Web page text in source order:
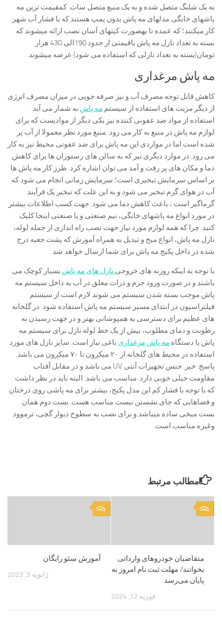
به یک شلنگ متصل شده و به یک منبع متصل سات. کمقیمت ترین مه
پاشهای خانگی مدلهای مه پاش بدون پمپ هستند که با فشار آب شهر
کار میکنند؛ که عمده تا بهصورت کیتهای آسان نصب ارائه میشوند که
بسته به تعداد نازل مه پاش باقیمتی از حدود 190الی 430 هزار
تومان(بسته به تعداد نازلی که استفاده می شود) عرضه میشوند.
مه پاش مرغداری
کاهش قابل توجه مصرف آب و نیز صرفه جویی در میزان مصرف انرژی
از دیگر مزیت های استفاده از سیستم مه پاش به شمار می آید.
استفاده از مواد ضد عفونی کننده نیز یکی دیگر از موادیست که برای
لوازم مه پاش در منبع به کار می رود. منبع مورد نظر معمولا از آب پر
شده است اما در مواردی این مه پاش برای ضد عفونی محیط نیز به کار
می رود. در موارد دیگری نیز که به سالن های رستوران ها برای کاهش
دما و مکان های پر رفت و آمد می توان اشاره کرد. طرز کار مه پاش ها
بر اساس سرمایش تبخیری است؛ سرمایش زمانی انجام می شود که
آب در هوای گرم تبخیر می شود و به این علت که تبخیر یک فرآیند
گرماگیر است ، باعث کاهش دما می شود. جهت کسب اطلاعات بیشتر
در مورد انواع مه پاشهای خانگی، نیم صنعتی و یا صنعتی اینجا کلیک
کنید. چرا که همه لوازم مورد نیاز جهت نصب راه اندازی از جمله لوله،
نازل مه پاش، انواع میخ و تبدیل به همراه آموزش که پشت جعبه درج
شده در داخل پکیج مه پاش برای شما ارسال خواهد شد.
با توجه به اینکه روزنه های خروجی نازل های مه پاش بسیار کوچک می
باشند و در صورت ورود جرم و ذرات معلق در آب به داخل سیستم مه
پاش موجب بسته شدن سیستم می شوند لازم است از سیستم
فیلتراسیون در ابتدای مسیر سیستم مه پاش استفاده شود. در گلخانه
های عظیم برای دسترسی به همپوشانی بهتر و در جهت رسیدن به
رطوبت و دمای مطلوب، بیش از یک خط لوله نازل برای سیستم مه
پاش یا دستگاه مه پاش مرغداری باغی نیاز است. سایز نازل های مورد
استفاده در محیط های گلخانه از ۲۰ میکرون تا ۷۰ میکرون می باشد.
پاسخ: خیر. جنس تجهیزات آنتی UV می باشد و در مقابل آفتاب
مقاومت خیلی خوبی دارد. مناسب می باشد. البته باید در نظر داشت
که با توجه با فشار کم این مدل پکیج، بیشتر برای مه پاشی روی درختان
و فضاهایی که جای نشستن نیست مناسب هست. بست دوم همان
بست میخی ساده میباشد و برای نصب به سطوح دیوار گچی، ترموود
وغیره مناسب است.
مطالب مرتبط
0
آموزش سئو رایگان
ژانویه 5, 2023
0
متقاضیان خودروهای وارداتی
بخوانند/ مهلت ثبت نام امروز به
پایان می‌رسد
فوریه 12, 2024